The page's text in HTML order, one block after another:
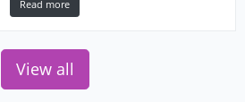
Read more
View all